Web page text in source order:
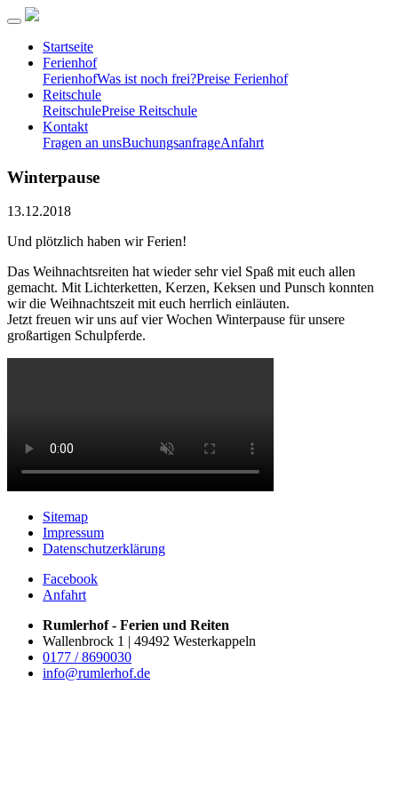
Startseite
Ferienhof
FerienhofWas ist noch frei?Preise Ferienhof
Reitschule
ReitschulePreise Reitschule
Kontakt
Fragen an unsBuchungsanfrageAnfahrt
Winterpause
13.12.2018
Und plötzlich haben wir Ferien!
Das Weihnachtsreiten hat wieder sehr viel Spaß mit euch allen
gemacht. Mit Lichterketten, Kerzen, Keksen und Punsch konnten
wir die Weihnachtszeit mit euch herrlich einläuten.
Jetzt freuen wir uns auf vier Wochen Winterpause für unsere
großartigen Schulpferde.
Sitemap
Impressum
Datenschutzerklärung
Facebook
Anfahrt
Rumlerhof - Ferien und Reiten
Wallenbrock 1 | 49492 Westerkappeln
0177 / 8690030
info@rumlerhof.de